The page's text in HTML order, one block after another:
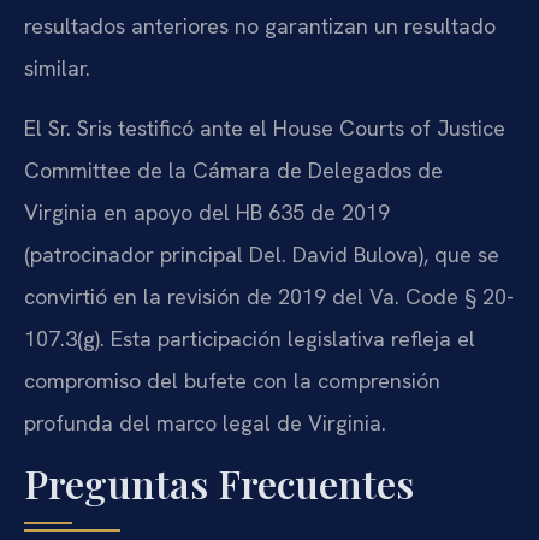
resultados anteriores no garantizan un resultado
similar.
El Sr. Sris testificó ante el House Courts of Justice
Committee de la Cámara de Delegados de
Virginia en apoyo del HB 635 de 2019
(patrocinador principal Del. David Bulova), que se
convirtió en la revisión de 2019 del Va. Code § 20-
107.3(g). Esta participación legislativa refleja el
compromiso del bufete con la comprensión
profunda del marco legal de Virginia.
Preguntas Frecuentes